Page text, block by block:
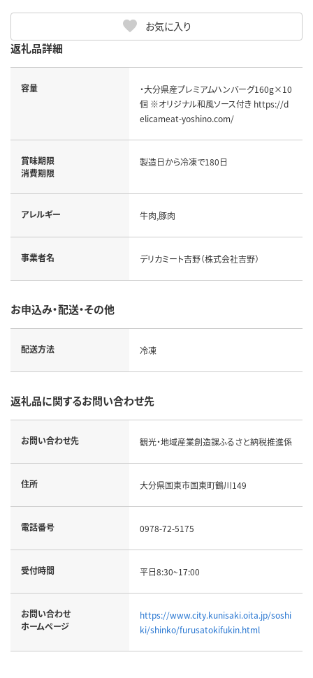
お気に入り
返礼品詳細
容量
・大分県産プレミアムハンバーグ160g×10
個 ※オリジナル和風ソース付き https://d
elicameat-yoshino.com/
賞味期限
消費期限
製造日から冷凍で180日
アレルギー 牛肉,豚肉
事業者名 デリカミート吉野（株式会社吉野）
お申込み・配送・その他
配送方法 冷凍
返礼品に関するお問い合わせ先
お問い合わせ先 観光・地域産業創造課ふるさと納税推進係
住所 大分県国東市国東町鶴川149
電話番号 0978-72-5175
受付時間 平日8:30~17:00
お問い合わせ
ホームページ
https://www.city.kunisaki.oita.jp/soshi
ki/shinko/furusatokifukin.html